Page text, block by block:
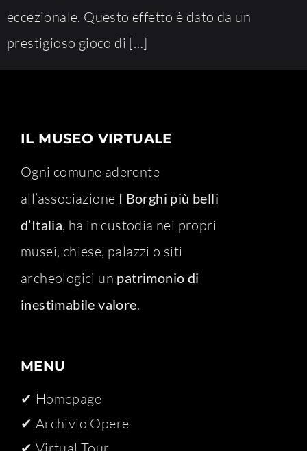
eccezionale. Questo effetto è dato da un
prestigioso gioco di […]
IL MUSEO VIRTUALE
Ogni comune aderente
all’associazione I Borghi più belli
d’Italia, ha in custodia nei propri
musei, chiese, palazzi o siti
archeologici un patrimonio di
inestimabile valore.
MENU
✔ Homepage
✔ Archivio Opere​